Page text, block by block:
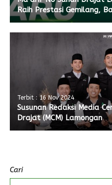
Raih Prestasi Gemilang,
Terbit : 16 Nov 2024
Susunan Redaksi Media
Drajat (MCM) Lamongan
Cari